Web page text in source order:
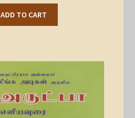
ADD TO CART